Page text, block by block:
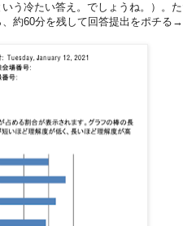
う冷たい答え。でしょうね。）。
約60分を残して回答提出をポチる→